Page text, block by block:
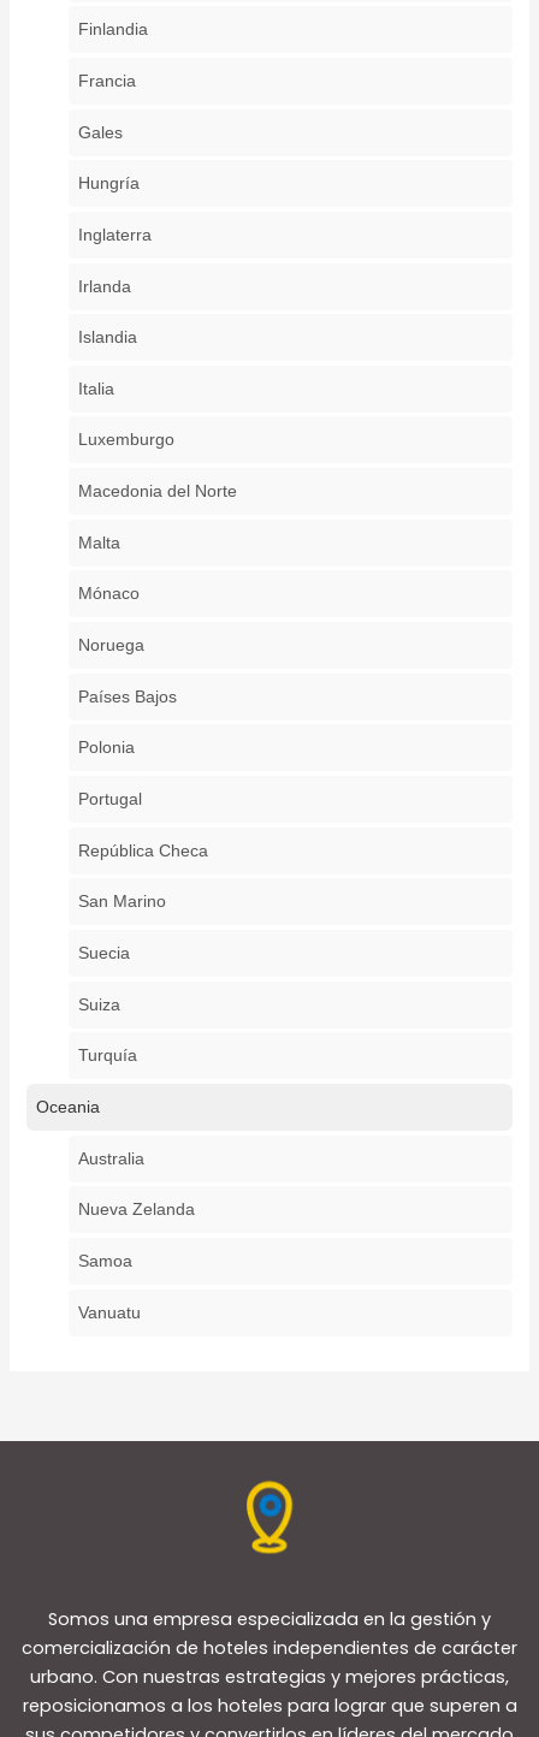
Finlandia
Francia
Gales
Hungría
Inglaterra
Irlanda
Islandia
Italia
Luxemburgo
Macedonia del Norte
Malta
Mónaco
Noruega
Países Bajos
Polonia
Portugal
República Checa
San Marino
Suecia
Suiza
Turquía
Oceania
Australia
Nueva Zelanda
Samoa
Vanuatu
Somos una empresa especializada en la gestión y
comercialización de hoteles independientes de carácter
urbano. Con nuestras estrategias y mejores prácticas,
reposicionamos a los hoteles para lograr que superen a